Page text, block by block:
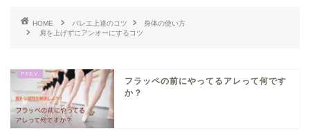
HOME バレエ上達のコツ
身体の使い方
肩を上げずにアンオーにするコツ
フラッペの前にやってるアレって何です
か？